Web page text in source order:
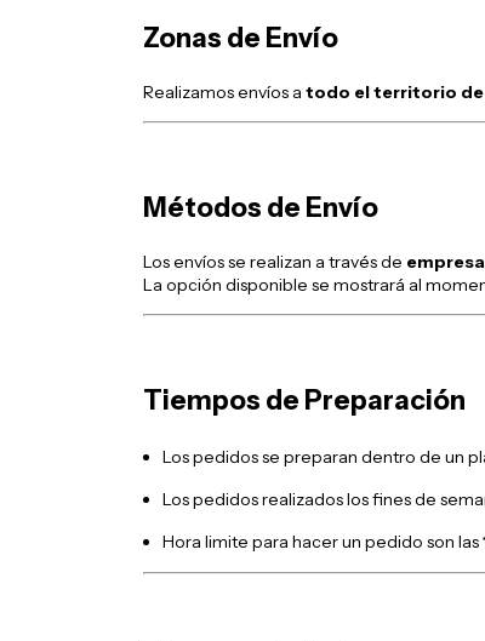
Zonas de Envío
Realizamos envíos a todo el territorio de
Métodos de Envío
Los envíos se realizan a través de
La opción disponible se mostrará al
Tiempos de Preparación
Los pedidos se preparan dentro de un
Los pedidos realizados los fines de
Hora limite para hacer un pedido son las